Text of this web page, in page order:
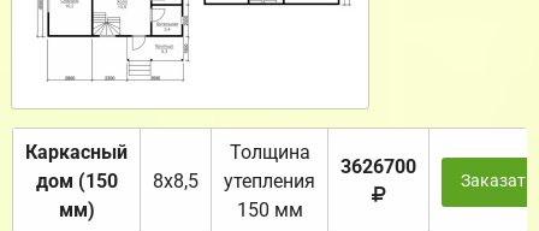
Каркасный
дом (150
мм)
8х8,5
Толщина
утепления
150 мм
3626700
Заказать